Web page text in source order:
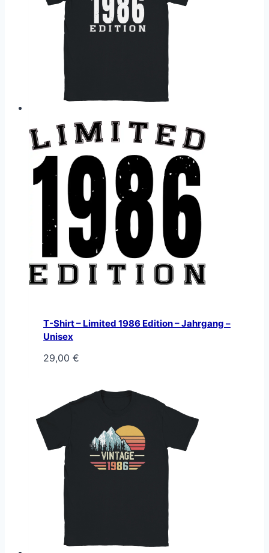
T-Shirt – Limited 1986 Edition – Jahrgang –
Unisex
29,00 €